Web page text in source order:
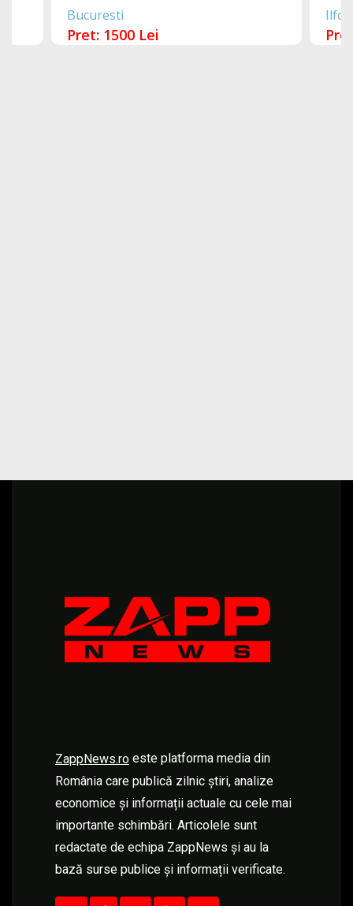
Bucuresti
Pret: 1500 Lei
Ilfov
ZappNews.ro este platforma media din
România care publică zilnic știri, analize
economice și informații actuale cu cele mai
importante schimbări. Articolele sunt
redactate de echipa ZappNews și au la
bază surse publice și informații verificate.